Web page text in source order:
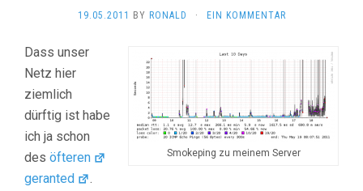
19.05.2011 BY RONALD · EIN KOMMENTAR
Smokeping zu meinem Server
Dass unser
Netz hier
ziemlich
dürftig ist habe
ich ja schon
des öfteren
geranted
.